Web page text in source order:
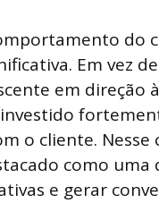
do
Em vez
em direção
o cliente.
como
e gerar